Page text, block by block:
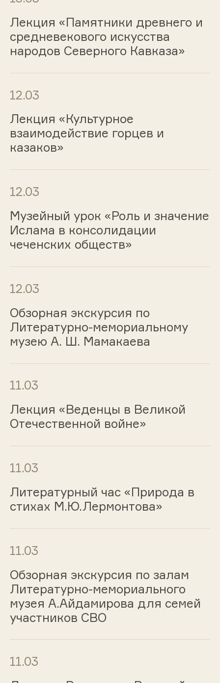
Лекция «Памятники древнего и
средневекового искусства
народов Северного Кавказа»
12.03
Лекция «Культурное
взаимодействие горцев и
казаков»
12.03
Музейный урок «Роль и значение
Ислама в консолидации
чеченских обществ»
12.03
Обзорная экскурсия по
Литературно-мемориальному
музею А. Ш. Мамакаева
11.03
Лекция «Веденцы в Великой
Отечественной войне»
11.03
Литературный час «Природа в
стихах М.Ю.Лермонтова»
11.03
Обзорная экскурсия по залам
Литературно-мемориального
музея А.Айдамирова для семей
участников СВО
11.03